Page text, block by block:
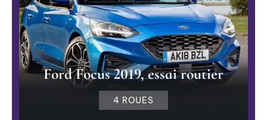
Ford Focus 2019, essai routier
4 ROUES